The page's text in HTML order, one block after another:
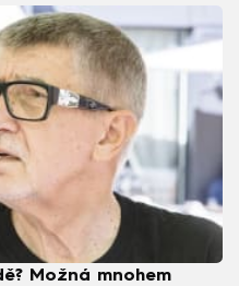
Možná mnohem